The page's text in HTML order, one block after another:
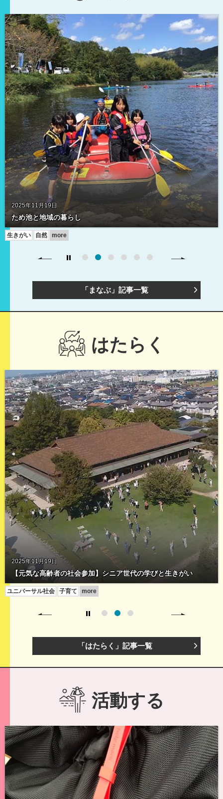
2025年11月19日
兵庫県の美術館・博物館をまとめて紹介
ユニバーサル社会
「まなぶ」記事一覧
はたらく
きがい
2025年11月19日
「兵庫で働く」をサポート
ユニバーサル社会
「はたらく」記事一覧
活動する